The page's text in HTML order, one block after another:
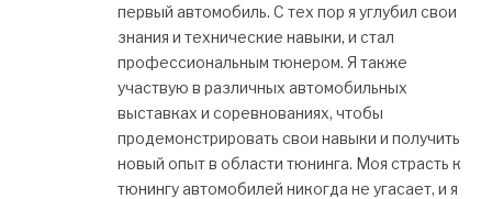
первый автомобиль. С тех пор я углубил свои
знания и технические навыки, и стал
профессиональным тюнером. Я также
участвую в различных автомобильных
выставках и соревнованиях, чтобы
продемонстрировать свои навыки и получить
новый опыт в области тюнинга. Моя страсть к
тюнингу автомобилей никогда не угасает, и я